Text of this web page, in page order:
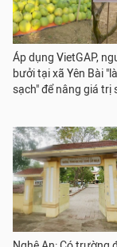
Áp dụng VietGAP,
bưởi tại xã Yên Bài
sạch" để nâng giá trị